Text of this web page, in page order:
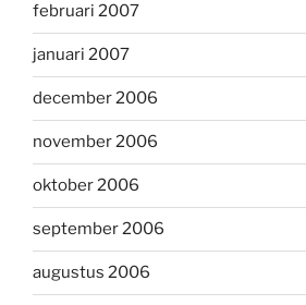
februari 2007
januari 2007
december 2006
november 2006
oktober 2006
september 2006
augustus 2006